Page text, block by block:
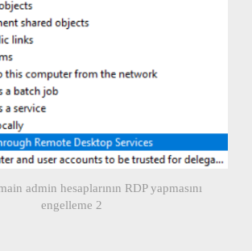
admin hesaplarının RDP yapmasını
engelleme 2